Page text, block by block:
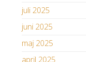
juli 2025
juni 2025
maj 2025
april 2025